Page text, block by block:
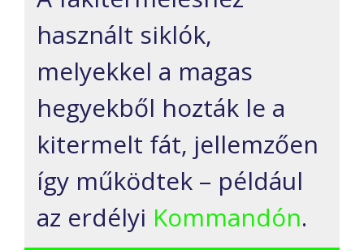
használt siklók,
melyekkel a magas
hegyekből hozták le a
kitermelt fát, jellemzően
így működtek – például
az erdélyi Kommandón.